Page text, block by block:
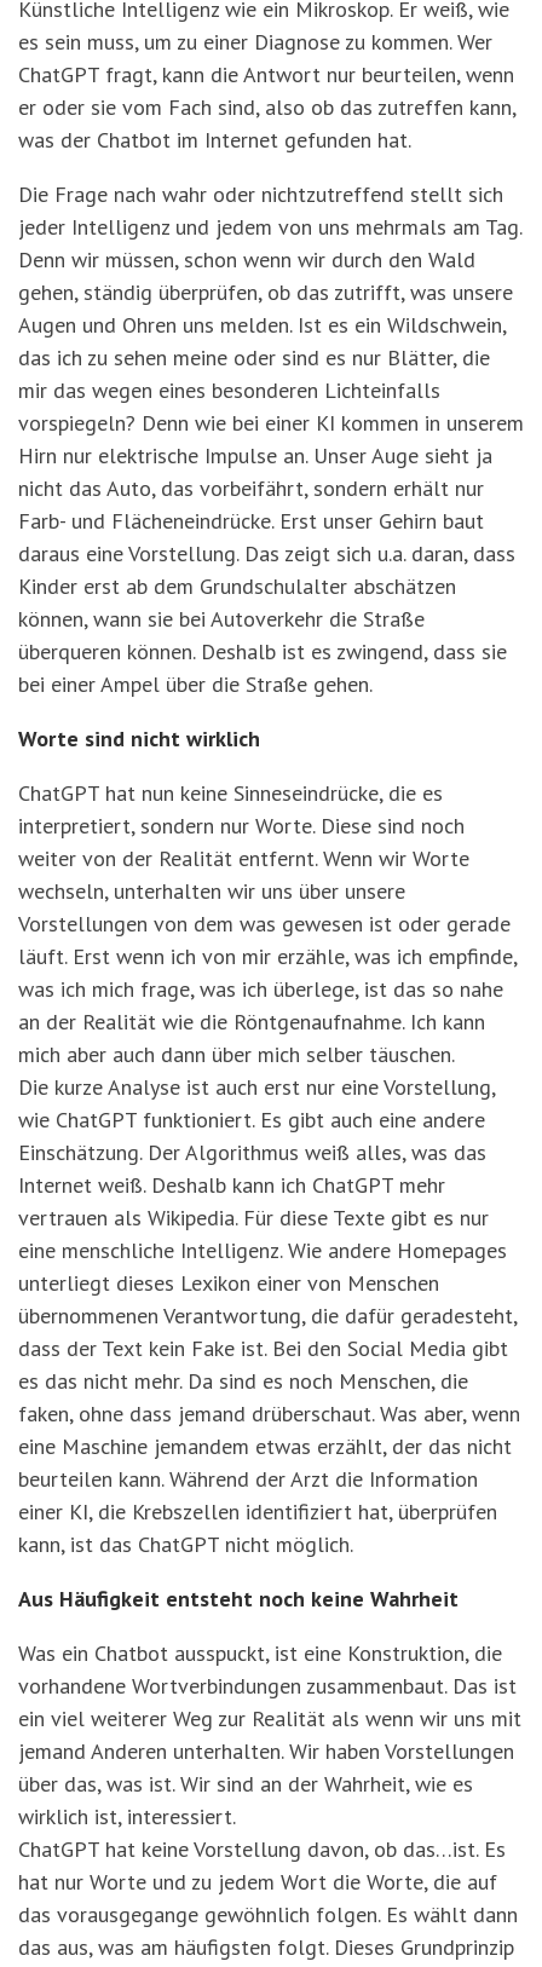
Künstliche Intelligenz wie ein Mikroskop. Er weiß, wie
es sein muss, um zu einer Diagnose zu kommen. Wer
ChatGPT fragt, kann die Antwort nur beurteilen, wenn
er oder sie vom Fach sind, also ob das zutreffen kann,
was der Chatbot im Internet gefunden hat.
Die Frage nach wahr oder nichtzutreffend stellt sich
jeder Intelligenz und jedem von uns mehrmals am Tag.
Denn wir müssen, schon wenn wir durch den Wald
gehen, ständig überprüfen, ob das zutrifft, was unsere
Augen und Ohren uns melden. Ist es ein Wildschwein,
das ich zu sehen meine oder sind es nur Blätter, die
mir das wegen eines besonderen Lichteinfalls
vorspiegeln? Denn wie bei einer KI kommen in unserem
Hirn nur elektrische Impulse an. Unser Auge sieht ja
nicht das Auto, das vorbeifährt, sondern erhält nur
Farb- und Flächeneindrücke. Erst unser Gehirn baut
daraus eine Vorstellung. Das zeigt sich u.a. daran, dass
Kinder erst ab dem Grundschulalter abschätzen
können, wann sie bei Autoverkehr die Straße
überqueren können. Deshalb ist es zwingend, dass sie
bei einer Ampel über die Straße gehen.
Worte sind nicht wirklich
ChatGPT hat nun keine Sinneseindrücke, die es
interpretiert, sondern nur Worte. Diese sind noch
weiter von der Realität entfernt. Wenn wir Worte
wechseln, unterhalten wir uns über unsere
Vorstellungen von dem was gewesen ist oder gerade
läuft. Erst wenn ich von mir erzähle, was ich empfinde,
was ich mich frage, was ich überlege, ist das so nahe
an der Realität wie die Röntgenaufnahme. Ich kann
mich aber auch dann über mich selber täuschen.
Die kurze Analyse ist auch erst nur eine Vorstellung,
wie ChatGPT funktioniert. Es gibt auch eine andere
Einschätzung. Der Algorithmus weiß alles, was das
Internet weiß. Deshalb kann ich ChatGPT mehr
vertrauen als Wikipedia. Für diese Texte gibt es nur
eine menschliche Intelligenz. Wie andere Homepages
unterliegt dieses Lexikon einer von Menschen
übernommenen Verantwortung, die dafür geradesteht,
dass der Text kein Fake ist. Bei den Social Media gibt
es das nicht mehr. Da sind es noch Menschen, die
faken, ohne dass jemand drüberschaut. Was aber, wenn
eine Maschine jemandem etwas erzählt, der das nicht
beurteilen kann. Während der Arzt die Information
einer KI, die Krebszellen identifiziert hat, überprüfen
kann, ist das ChatGPT nicht möglich.
Aus Häufigkeit entsteht noch keine Wahrheit
Was ein Chatbot ausspuckt, ist eine Konstruktion, die
vorhandene Wortverbindungen zusammenbaut. Das ist
ein viel weiterer Weg zur Realität als wenn wir uns mit
jemand Anderen unterhalten. Wir haben Vorstellungen
über das, was ist. Wir sind an der Wahrheit, wie es
wirklich ist, interessiert.
ChatGPT hat keine Vorstellung davon, ob das…ist. Es
hat nur Worte und zu jedem Wort die Worte, die auf
das vorausgegange gewöhnlich folgen. Es wählt dann
das aus, was am häufigsten folgt. Dieses Grundprinzip